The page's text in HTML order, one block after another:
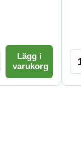
Lägg i
varukorg